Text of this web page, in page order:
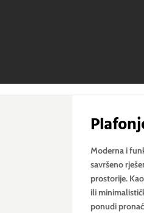
Moderna i
savršeno
prostorije.
ili
ponudi